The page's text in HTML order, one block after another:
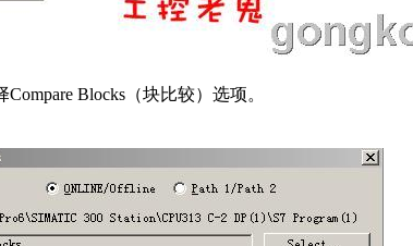
Blocks（块比较）选项。